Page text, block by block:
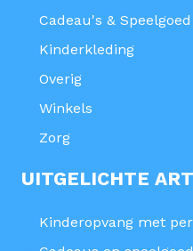
Cadeau's & Speelgoed
Kinderkleding
Overig
Winkels
Zorg
UITGELICHTE
Kinderopvang met